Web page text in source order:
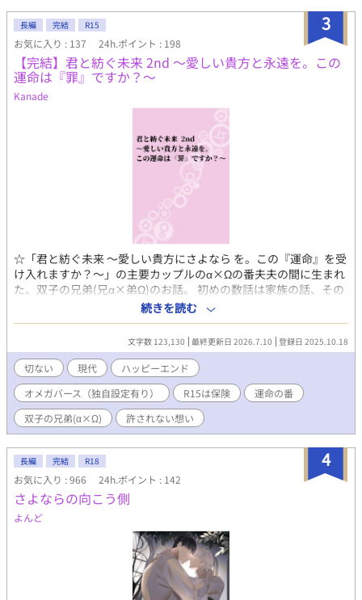
・じれじれ、もだもだ、すったもんだの挙げ句の元サヤです。苦
手な方はこのまま閉じてくださいませ。 ✩エブリスタ様にて、特
集ページに掲載されました！
3
長編 完結 R15
お気に入り : 137 24h.ポイント : 198
【完結】君と紡ぐ未来 2nd 〜愛しい貴方と永遠を。この
運命は『罪』ですか？〜
Kanade
☆「君と紡ぐ未来 〜愛しい貴方にさよなら を。この『運命』を受
け入れますか？〜」の主要カップルのα×Ωの番夫夫の間に生まれ
た、双子の兄弟(兄α×弟Ω)のお話。 初めの数話は家族の話、その
後に物語の本筋に入ります。 ☆ご都合展開にはご容赦を…。 ☆不
定期更新。完結保証。 〜〜〜〜〜〜〜〜〜〜〜〜〜〜〜 生まれる
前から一緒だった。 一緒に生まれ、一緒に育った。 ずっと一緒だ
と信じて疑わなかった。 けれど……。 ある年の冬に訪れた、突然
の『終わり』…。 僕らは 『運命』の波に、 否応なしに巻き込ま
れていくーー。 〜〜〜〜〜〜〜〜〜〜〜〜〜〜〜 ✻お時間がござ
いましたら、前作をお読みいただいたほうが登場人物の相関が判
ると思います。私の文書力では「前作を知らなくても問題な
く〜」とはなりませんでした…💦💦💦
続きを読む
文字数 123,130 最終更新日 2026.7.10 登録日 2025.10.18
切ない 現代
ハッピーエンド
オメガバース（独自設定有り）
R15は保険
運命の番
双子の兄弟(α×Ω)
許されない想い
4
長編 完結 R18
お気に入り : 966 24h.ポイント : 142
さよならの向こう側
よんど